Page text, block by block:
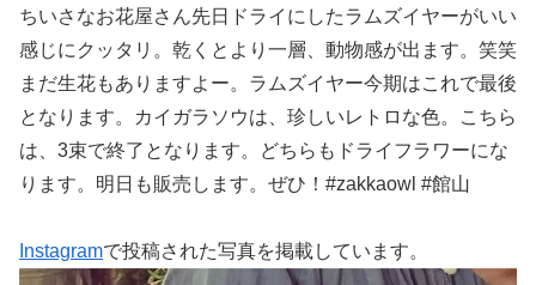
ちいさなお花屋さん先日ドライにしたラムズイヤーがいい
感じにクッタリ。乾くとより一層、動物感が出ます。笑笑
まだ生花もありますよー。ラムズイヤー今期はこれで最後
となります。カイガラソウは、珍しいレトロな色。こちら
は、3束で終了となります。どちらもドライフラワーにな
ります。明日も販売します。ぜひ！#zakkaowl #館山
Instagramで投稿された写真を掲載しています。